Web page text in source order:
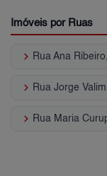
Imóveis por Ruas
keyboard_arrow_right Rua Ana
keyboard_arrow_right Rua Jorge
keyboard_arrow_right Rua Maria